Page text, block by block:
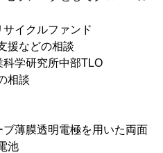
イクルファンド
援などの相談
学研究所中部TLO
相談
薄膜透明電極を用いた両面
池